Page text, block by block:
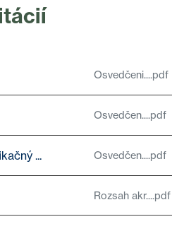
Osvedčeni....pdf
Osvedčen....pdf
... Osvedčen....pdf
Rozsah akr....pdf